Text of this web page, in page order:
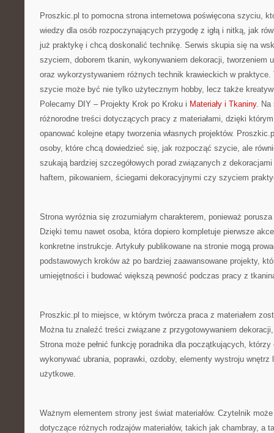
Proszkic.pl to pomocna strona internetowa poświęcona szyciu,
wiedzy dla osób rozpoczynających przygodę z igłą i nitką, jak
już praktykę i chcą doskonalić technikę. Serwis skupia się na
szyciem, doborem tkanin, wykonywaniem dekoracji, tworzeniem
oraz wykorzystywaniem różnych technik krawieckich w
szycie może być nie tylko użytecznym hobby, lecz także
Polecamy DIY – Projekty Krok po Kroku i Materiały i Tkaniny. Na
różnorodne treści dotyczących pracy z materiałami, dzięki
opanować kolejne etapy tworzenia własnych projektów.
osoby, które chcą dowiedzieć się, jak rozpocząć szycie, ale
szukają bardziej szczegółowych porad związanych z
haftem, pikowaniem, ściegami dekoracyjnymi czy szyciem
Strona wyróżnia się zrozumiałym charakterem, ponieważ
Dzięki temu nawet osoba, która dopiero kompletuje pierwsze
konkretne instrukcje. Artykuły publikowane na stronie mogą
podstawowych kroków aż po bardziej zaawansowane projekty,
umiejętności i budować większą pewność podczas pracy z
Proszkic.pl to miejsce, w którym twórcza praca z materiałem
Można tu znaleźć treści związane z przygotowywaniem
Strona może pełnić funkcję poradnika dla początkujących,
wykonywać ubrania, poprawki, ozdoby, elementy wystroju wnętrz
użytkowe.
Ważnym elementem strony jest świat materiałów. Czytelnik
dotyczące różnych rodzajów materiałów, takich jak chambray, a